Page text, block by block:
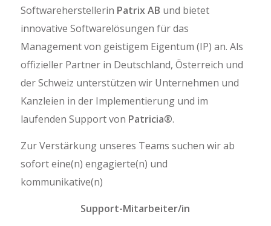
Softwareherstellerin Patrix AB und bietet
innovative Softwarelösungen für das
Management von geistigem Eigentum (IP) an. Als
offizieller Partner in Deutschland, Österreich und
der Schweiz unterstützen wir Unternehmen und
Kanzleien in der Implementierung und im
laufenden Support von Patricia®.
Zur Verstärkung unseres Teams suchen wir ab
sofort eine(n) engagierte(n) und
kommunikative(n)
Support-Mitarbeiter/in